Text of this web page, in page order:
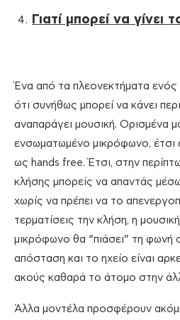
Γιατί μπορεί να γίνει
Ένα από τα πλεονεκτήματα ενός
ότι συνήθως μπορεί να κάνει
αναπαράγει μουσική. Ορισμένα
ενσωματωμένο μικρόφωνο, έτσι
ως hands free. Έτσι, στην
κλήσης μπορείς να απαντάς
χωρίς να πρέπει να το
τερματίσεις την κλήση, η
μικρόφωνο θα “πιάσει” τη φωνή
απόσταση και το ηχείο είναι
ακούς καθαρά το άτομο στην
Άλλα μοντέλα προσφέρουν